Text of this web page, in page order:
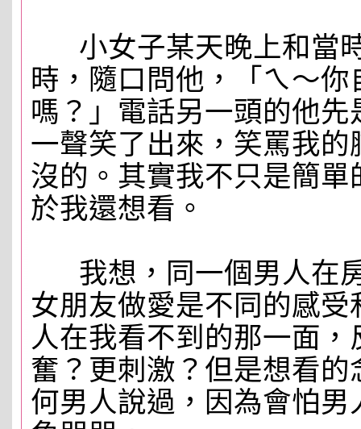
小女子某天晚上和當
時，隨口問他，「ㄟ～
嗎？」電話另一頭的他
一聲笑了出來，笑罵我
沒的。其實我不只是簡
於我還想看。
我想，同一個男人在
女朋友做愛是不同的感
人在我看不到的那一面
奮？更刺激？但是想看
何男人說過，因為會怕